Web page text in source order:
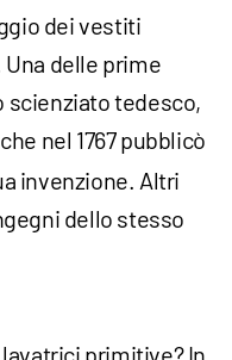
dei vestiti
Una delle prime
scienziato tedesco,
nel 1767 pubblicò
invenzione. Altri
dello stesso
primitive? In